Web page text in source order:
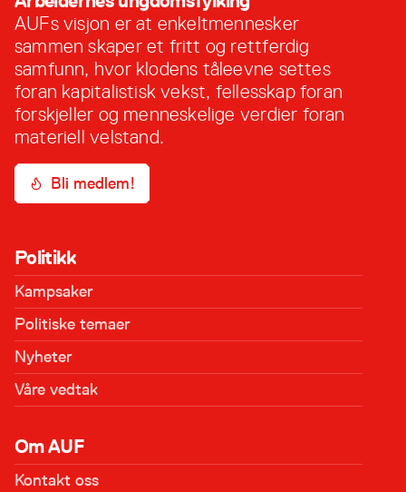
AUFs visjon er at enkeltmennesker
sammen skaper et fritt og rettferdig
samfunn, hvor klodens tåleevne settes
foran kapitalistisk vekst, fellesskap foran
forskjeller og menneskelige verdier foran
materiell velstand.
Bli medlem!
Politikk
Kampsaker
Politiske temaer
Nyheter
Våre vedtak
Om AUF
Kontakt oss